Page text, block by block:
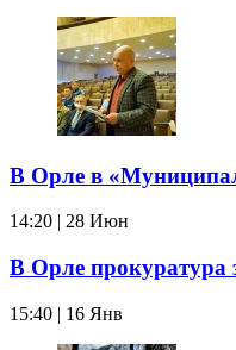
В Орле в
14:20 | 28 Июн
В Орле прокуратура
15:40 | 16 Янв